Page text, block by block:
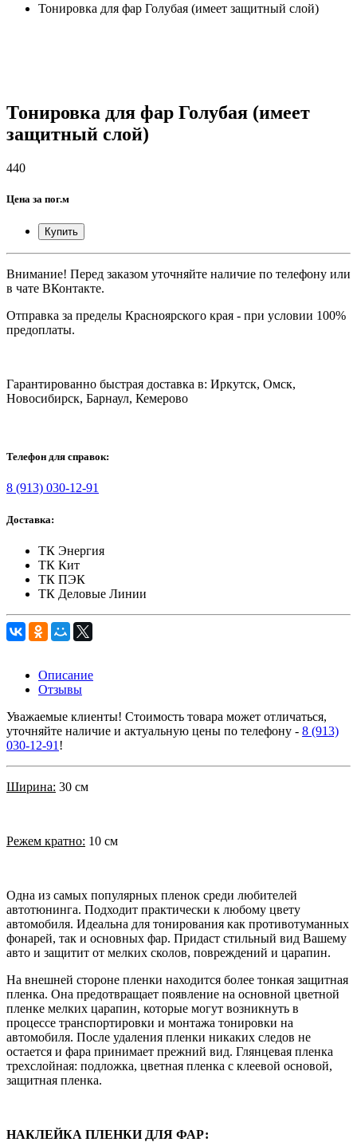
Тонировка для фар Голубая (имеет защитный слой)
Тонировка для фар Голубая (имеет
защитный слой)
440
Цена за пог.м
Купить
Внимание! Перед заказом уточняйте наличие по телефону или
в чате ВКонтакте.
Отправка за пределы Красноярского края - при условии 100%
предоплаты.
Гарантированно быстрая доставка в: Иркутск, Омск,
Новосибирск, Барнаул, Кемерово
Телефон для справок:
8 (913) 030-12-91
Доставка:
ТК Энергия
ТК Кит
ТК ПЭК
ТК Деловые Линии
Описание
Отзывы
Уважаемые клиенты! Стоимость товара может отличаться,
уточняйте наличие и актуальную цены по телефону - 8 (913)
030-12-91 !
Ширина: 30 см
Режем кратно: 10 см
Одна из самых популярных пленок среди любителей
автотюнинга. Подходит практически к любому цвету
автомобиля. Идеальна для тонирования как противотуманных
фонарей, так и основных фар. Придаст стильный вид Вашему
авто и защитит от мелких сколов, повреждений и царапин.
На внешней стороне пленки находится более тонкая защитная
пленка. Она предотвращает появление на основной цветной
пленке мелких царапин, которые могут возникнуть в
процессе транспортировки и монтажа тонировки на
автомобиля. После удаления пленки никаких следов не
остается и фара принимает прежний вид. Глянцевая пленка
трехслойная: подложка, цветная пленка с клеевой основой,
защитная пленка.
НАКЛЕЙКА ПЛЕНКИ ДЛЯ ФАР: